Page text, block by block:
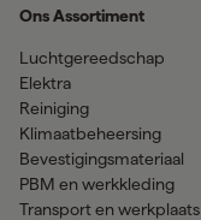
Ons Assortiment
Luchtgereedschap
Elektra
Reiniging
Klimaatbeheersing
Bevestigingsmateriaal
PBM en werkkleding
Transport en werkplaats